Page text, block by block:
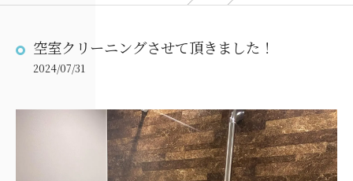
空室クリーニングさせて頂きました！
2024/07/31